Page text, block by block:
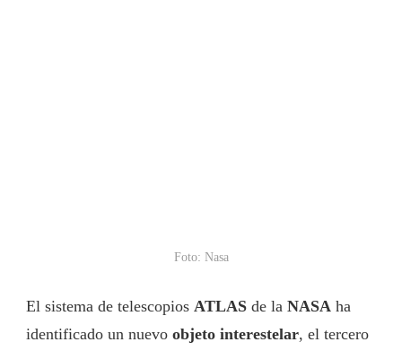
Foto: Nasa
El sistema de telescopios ATLAS de la NASA ha
identificado un nuevo objeto interestelar, el tercero